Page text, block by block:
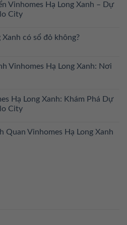
Vinhomes Hạ Long Xanh – Dự
City
có sổ đỏ không?
Vinhomes Hạ Long Xanh: Nơi
Hạ Long Xanh: Khám Phá Dự
City
Quan Vinhomes Hạ Long Xanh